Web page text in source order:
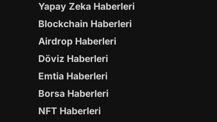
Yapay Zeka Haberleri
Blockchain Haberleri
Airdrop Haberleri
Döviz Haberleri
Emtia Haberleri
Borsa Haberleri
NFT Haberleri